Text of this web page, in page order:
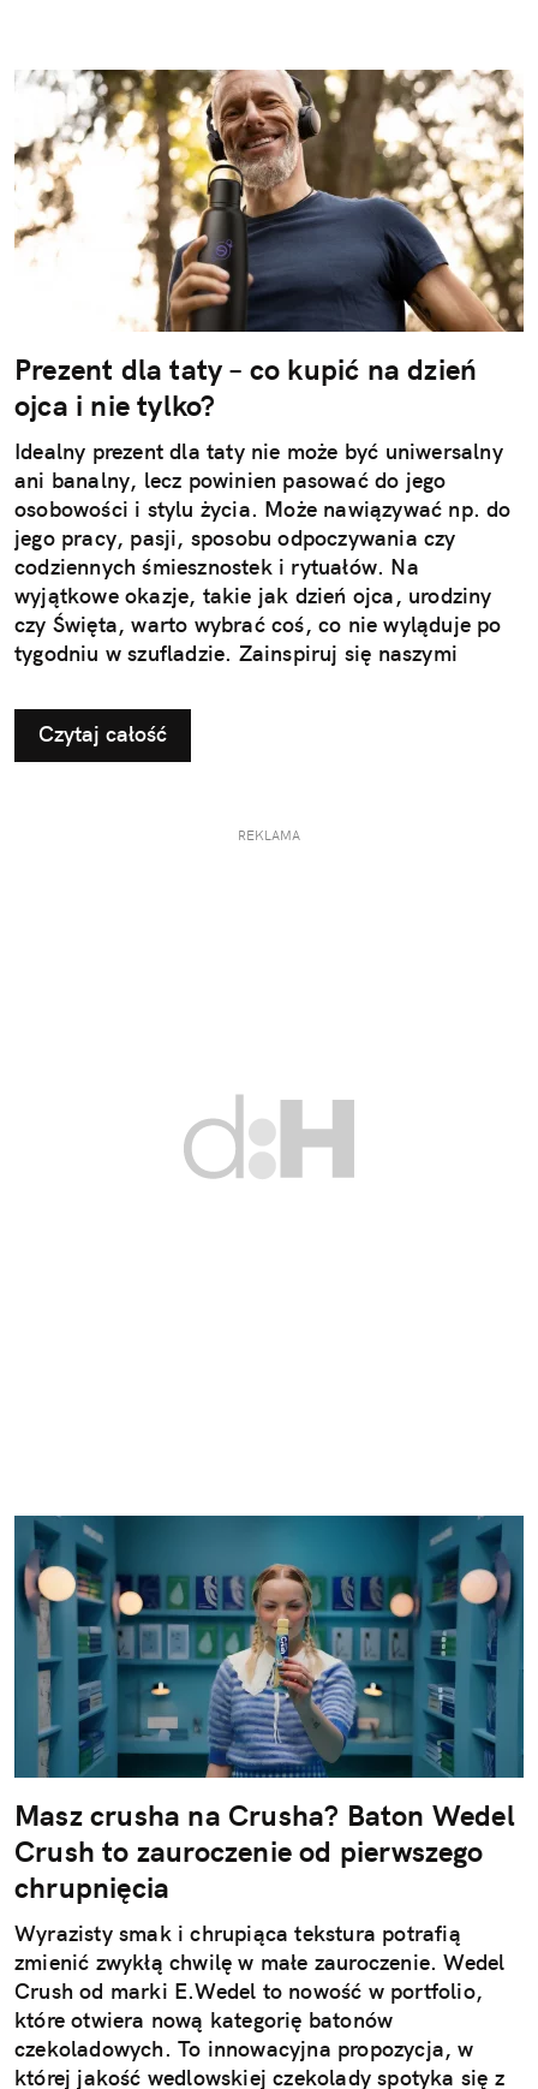
Prezent dla taty – co kupić na dzień
ojca i nie tylko?
Idealny prezent dla taty nie może być uniwersalny
ani banalny, lecz powinien pasować do jego
osobowości i stylu życia. Może nawiązywać np. do
jego pracy, pasji, sposobu odpoczywania czy
codziennych śmiesznostek i rytuałów. Na
wyjątkowe okazje, takie jak dzień ojca, urodziny
czy Święta, warto wybrać coś, co nie wyląduje po
tygodniu w szufladzie. Zainspiruj się naszymi
taty.
Czytaj całość
REKLAMA
Masz crusha na Crusha? Baton Wedel
Crush to zauroczenie od pierwszego
chrupnięcia
Wyrazisty smak i chrupiąca tekstura potrafią
zmienić zwykłą chwilę w małe zauroczenie. Wedel
Crush od marki E.Wedel to nowość w portfolio,
które otwiera nową kategorię batonów
czekoladowych. To innowacyjna propozycja, w
której jakość wedlowskiej czekolady spotyka się z